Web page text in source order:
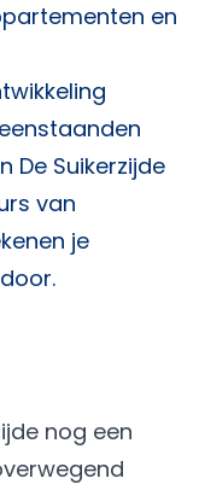
en
De Suikerzijde
van
je
nog een